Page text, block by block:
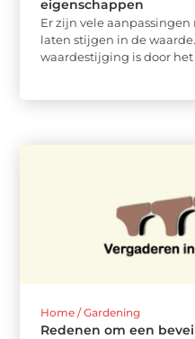
eigenschappen
Er zijn vele
laten stijgen in de
waardestijging is door het
Home / Gardening
Redenen om een